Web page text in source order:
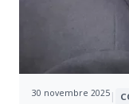
30 novembre 2025 |